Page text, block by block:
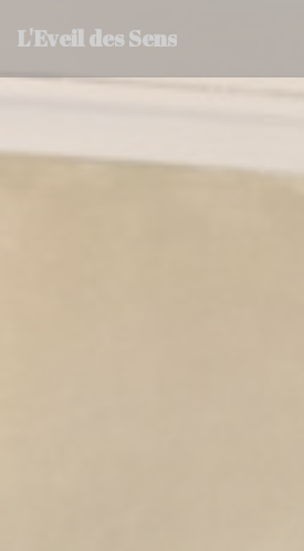
L'Eveil des Sens